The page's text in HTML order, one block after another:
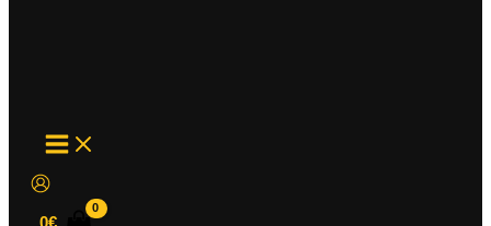
MAIN
MENU